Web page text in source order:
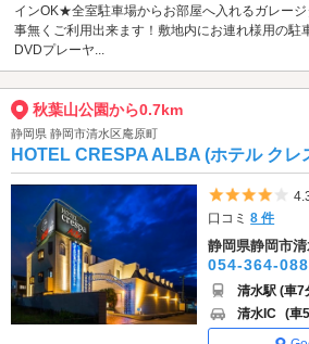
インOK★全室駐車場からお部屋へ入れるガレー
事無くご利用出来ます！敷地内にお連れ様用の駐
DVDプレーヤ...
秋葉山公園から0.7km
静岡県 静岡市清水区庵原町
HOTEL CRESPA ALBA (ホテル クレ
5
口コミ8 件
静岡県静岡市
054-364-
清水駅 (車7
清水IC (車